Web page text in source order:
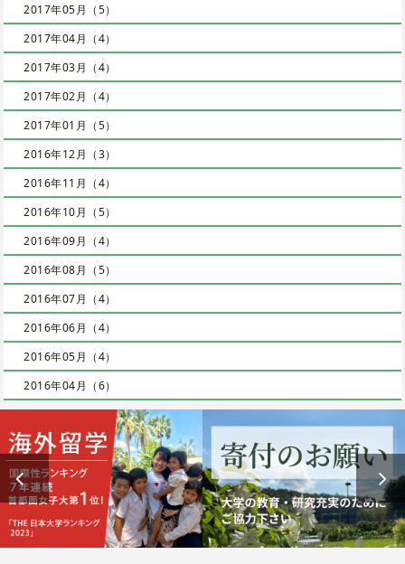
2017年05月（5）
2017年04月（4）
2017年03月（4）
2017年02月（4）
2017年01月（5）
2016年12月（3）
2016年11月（4）
2016年10月（5）
2016年09月（4）
2016年08月（5）
2016年07月（4）
2016年06月（4）
2016年05月（4）
2016年04月（6）